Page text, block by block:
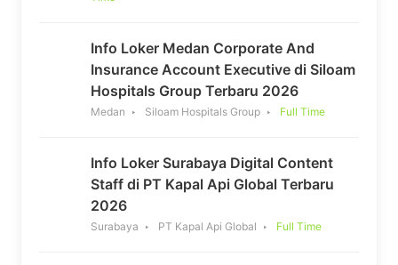
Info Loker Medan Corporate And
Insurance Account Executive di Siloam
Hospitals Group Terbaru 2026
Medan Siloam Hospitals Group Full Time
Info Loker Surabaya Digital Content
Staff di PT Kapal Api Global Terbaru
2026
Surabaya PT Kapal Api Global Full Time